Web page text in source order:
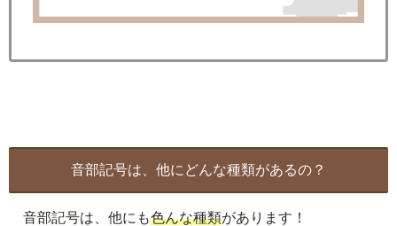
音部記号は、他にどんな種類があるの？
音部記号は、他にも色んな種類があります！